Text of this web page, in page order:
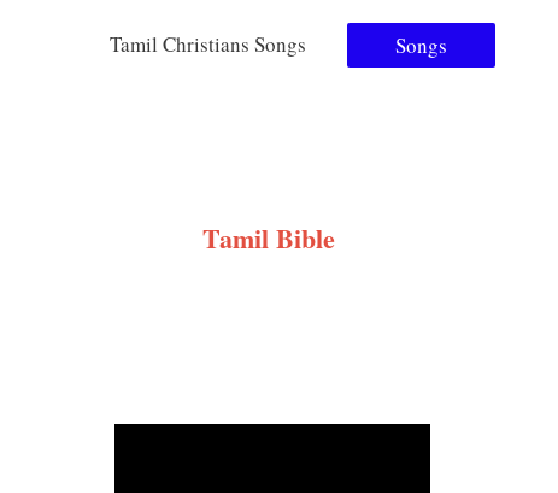
Tamil Christians Songs Songs
Tamil Bible